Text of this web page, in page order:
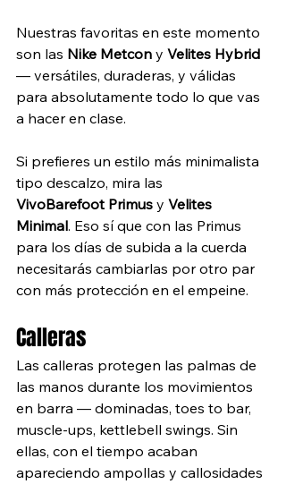
Nuestras favoritas en este momento
son las Nike Metcon y Velites Hybrid
— versátiles, duraderas, y válidas
para absolutamente todo lo que vas
a hacer en clase.
Si prefieres un estilo más minimalista
tipo descalzo, mira las
VivoBarefoot Primus y Velites
Minimal. Eso sí que con las Primus
para los días de subida a la cuerda
necesitarás cambiarlas por otro par
con más protección en el empeine.
Calleras
Las calleras protegen las palmas de
las manos durante los movimientos
en barra — dominadas, toes to bar,
muscle-ups, kettlebell swings. Sin
ellas, con el tiempo acaban
apareciendo ampollas y callosidades